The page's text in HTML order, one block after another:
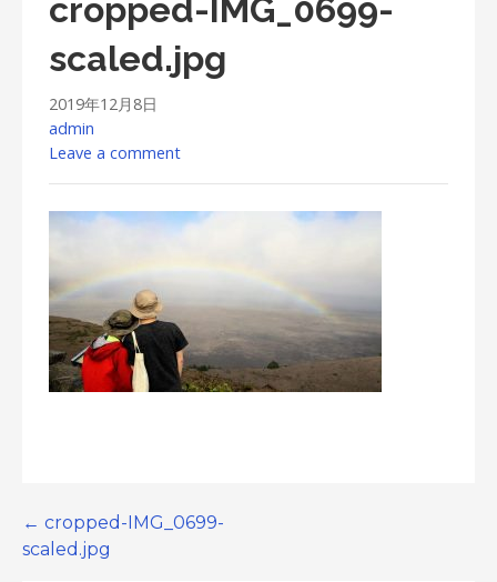
cropped-IMG_0699-
scaled.jpg
2019年12月8日
admin
Leave a comment
Post
← cropped-IMG_0699-
scaled.jpg